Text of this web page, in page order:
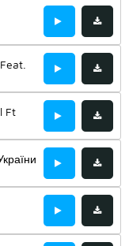
Ft